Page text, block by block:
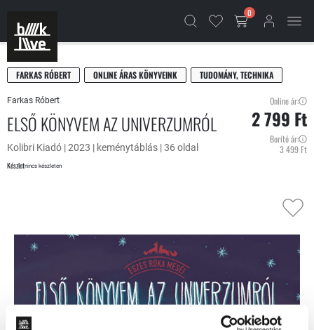
0
FARKAS RÓBERT ONLINE ÁRAS KÖNYVEINK TUDOMÁNY, TECHNIKA
Farkas Róbert
ELSŐ KÖNYVEM AZ UNIVERZUMRÓL
Kolibri Kiadó | 2023 | keménytáblás | 36 oldal
Készletnincs készleten
Online ár:
2 799 Ft
Borító ár:
3 499 Ft